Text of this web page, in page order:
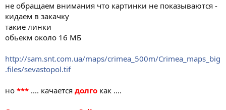
не обращаем внимания что картинки не показываются -
кидаем в закачку
такие линки
обьекм около 16 МБ
http://sam.snt.com.ua/maps/crimea_500m/Crimea_maps_big
.files/sevastopol.tif
но *** .... качается долго как ....